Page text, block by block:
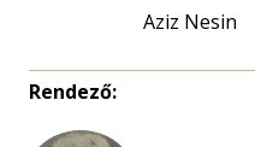
Aziz Nesin
Rendező: